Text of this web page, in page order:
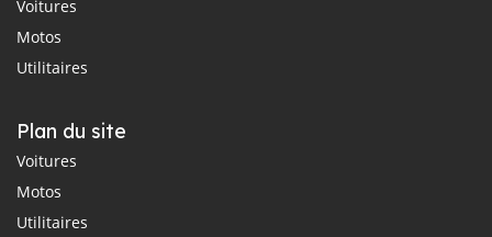
Voitures
Motos
Utilitaires
Plan du site
Voitures
Motos
Utilitaires